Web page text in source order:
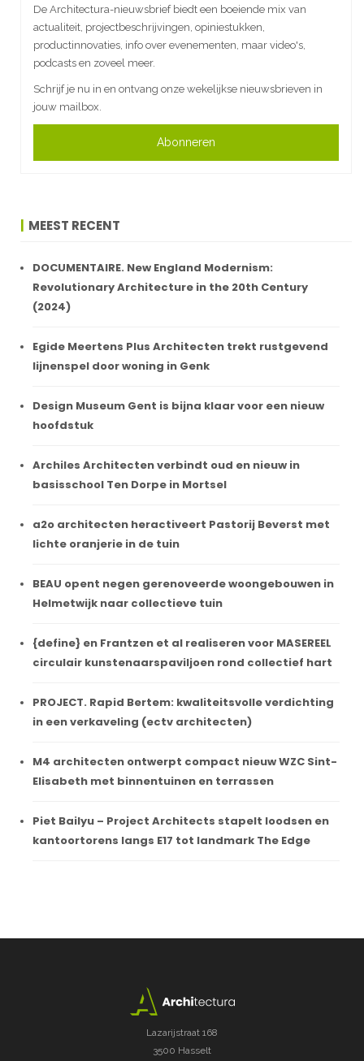
De Architectura-nieuwsbrief biedt een boeiende mix van
actualiteit, projectbeschrijvingen, opiniestukken,
productinnovaties, info over evenementen, maar video's,
podcasts en zoveel meer.
Schrijf je nu in en ontvang onze wekelijkse nieuwsbrieven in
jouw mailbox.
Abonneren
MEEST RECENT
DOCUMENTAIRE. New England Modernism:
Revolutionary Architecture in the 20th Century
(2024)
Egide Meertens Plus Architecten trekt rustgevend
lijnenspel door woning in Genk
Design Museum Gent is bijna klaar voor een nieuw
hoofdstuk
Archiles Architecten verbindt oud en nieuw in
basisschool Ten Dorpe in Mortsel
a2o architecten heractiveert Pastorij Beverst met
lichte oranjerie in de tuin
BEAU opent negen gerenoveerde woongebouwen in
Helmetwijk naar collectieve tuin
{define} en Frantzen et al realiseren voor MASEREEL
circulair kunstenaarspaviljoen rond collectief hart
PROJECT. Rapid Bertem: kwaliteitsvolle verdichting
in een verkaveling (ectv architecten)
M4 architecten ontwerpt compact nieuw WZC Sint-
Elisabeth met binnentuinen en terrassen
Piet Bailyu – Project Architects stapelt loodsen en
kantoortorens langs E17 tot landmark The Edge
Lazarijstraat 168
3500 Hasselt